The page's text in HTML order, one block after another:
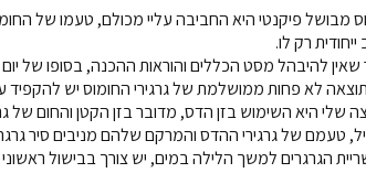
מבושל פיקנטי היא החביבה עליי מכולם, טעמו של
רק לו.
להיבהל מסט הכללים והוראות ההכנה, בסופו של
לא פחות ממושלמת של גרגירי החומוס יש להקפיד
היא השימוש בזן הדס, מדובר בזן הקטן והחום של
טעמם של גרגירי ההדס והמרקם שלהם מניבים סיר
הגרגרים למשך הלילה במים, יש צורך בבישול